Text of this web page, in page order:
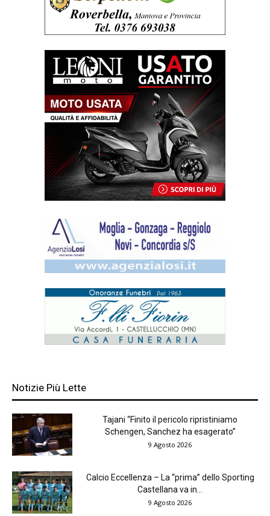
Notizie Più Lette
Tajani “Finito il pericolo ripristiniamo
Schengen, Sanchez ha esagerato”
9 Agosto 2026
Calcio Eccellenza – La “prima” dello Sporting
Castellana va in...
9 Agosto 2026